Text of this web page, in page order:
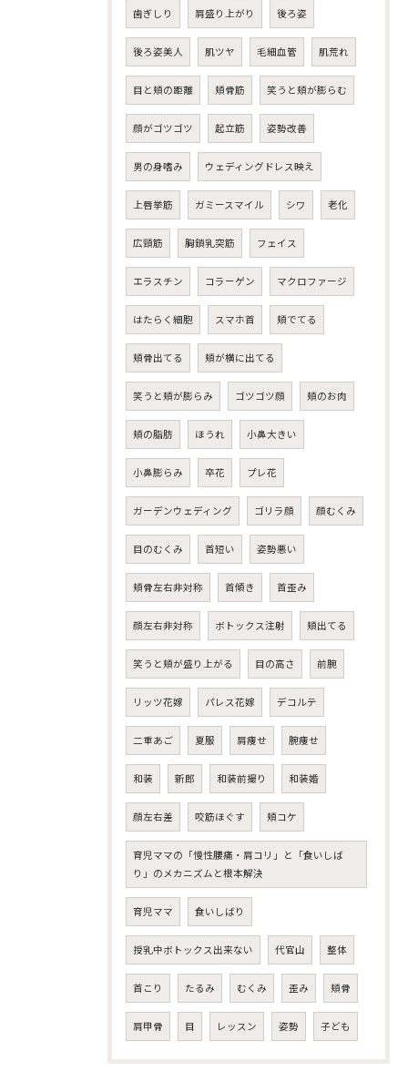
歯ぎしり 肩盛り上がり 後ろ姿
後ろ姿美人 肌ツヤ 毛細血管 肌荒れ
目と頬の距離 頬骨筋 笑うと頬が膨らむ
顔がゴツゴツ 起立筋 姿勢改善
男の身嗜み ウェディングドレス映え
上唇挙筋 ガミースマイル シワ 老化
広頸筋 胸鎖乳突筋 フェイス
エラスチン コラーゲン マクロファージ
はたらく細胞 スマホ首 頬でてる
頬骨出てる 頬が横に出てる
笑うと頬が膨らみ ゴツゴツ顔 頬のお肉
頬の脂肪 ほうれ 小鼻大きい
小鼻膨らみ 卒花 プレ花
ガーデンウェディング ゴリラ顔 顔むくみ
目のむくみ 首短い 姿勢悪い
頬骨左右非対称 首傾き 首歪み
顔左右非対称 ボトックス注射 頬出てる
笑うと頬が盛り上がる 目の高さ 前腕
リッツ花嫁 パレス花嫁 デコルテ
二重あご 夏服 肩痩せ 腕痩せ
和装 新郎 和装前撮り 和装婚
顔左右差 咬筋ほぐす 頬コケ
育児ママの「慢性腰痛・肩コリ」と「食いしば
り」のメカニズムと根本解決
育児ママ 食いしばり
授乳中ボトックス出来ない 代官山 整体
首こり たるみ むくみ 歪み 頬骨
肩甲骨 目 レッスン 姿勢 子ども